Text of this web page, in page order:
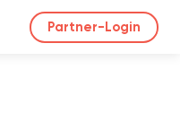
Partner-Login